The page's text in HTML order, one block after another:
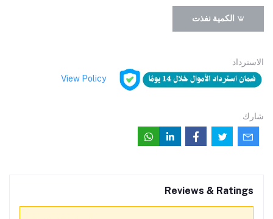
الكمية نفذت
الاسترداد
View Policy
شارك
Reviews & Ratings